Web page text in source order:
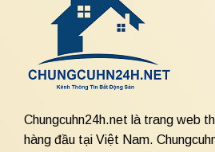
Chungcuhn24h.net là trang web
hàng đầu tại Việt Nam.